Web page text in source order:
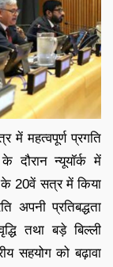
में महत्वपूर्ण प्रगति
न्यूयॉर्क में
20वें सत्र में किया
अपनी प्रतिबद्धता
तथा बड़े बिल्ली
सहयोग को बढ़ावा